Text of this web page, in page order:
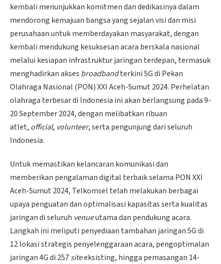
kembali menunjukkan komitmen dan dedikasinya dalam
mendorong kemajuan bangsa yang sejalan visi dan misi
perusahaan untuk memberdayakan masyarakat, dengan
kembali mendukung kesuksesan acara berskala nasional
melalui kesiapan infrastruktur jaringan terdepan, termasuk
menghadirkan akses broadbandterkini 5G di Pekan
Olahraga Nasional (PON) XXI Aceh-Sumut 2024. Perhelatan
olahraga terbesar di Indonesia ini akan berlangsung pada 9-
20 September 2024, dengan melibatkan ribuan
atlet, official, volunteer, serta pengunjung dari seluruh
Indonesia.
Untuk memastikan kelancaran komunikasi dan
memberikan pengalaman digital terbaik selama PON XXI
Aceh-Sumut 2024, Telkomsel telah melakukan berbagai
upaya penguatan dan optimalisasi kapasitas serta kualitas
jaringan di seluruh venueutama dan pendukung acara.
Langkah ini meliputi penyediaan tambahan jaringan 5G di
12 lokasi strategis penyelenggaraan acara, pengoptimalan
jaringan 4G di 257siteeksisting, hingga pemasangan 14-